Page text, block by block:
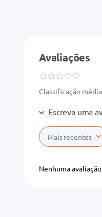
Avaliações
Classificação
Escreva uma
Mais recentes
Nenhuma avaliação